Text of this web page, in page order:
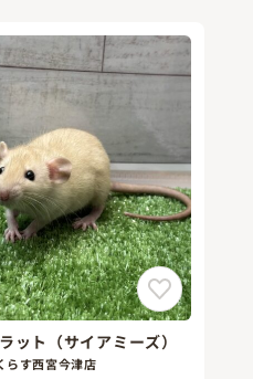
ット（サイアミーズ）
らす西宮今津店